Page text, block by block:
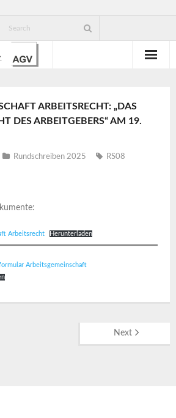
ARBEITSRECHT: „DAS
DES ARBEITGEBERS“ AM 19.
Rundschreiben 2025 RS08
Arbeitsrecht Herunterladen
Arbeitsgemeinschaft
Next